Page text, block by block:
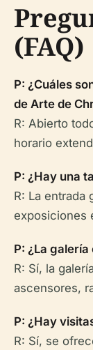
(FAQ)
P: ¿Cuáles
de Arte de
R: Abierto
horario
P: ¿Hay una
R: La entrada
exposiciones
P: ¿La
R: Sí, la
ascensores,
P: ¿Hay
R: Sí, se